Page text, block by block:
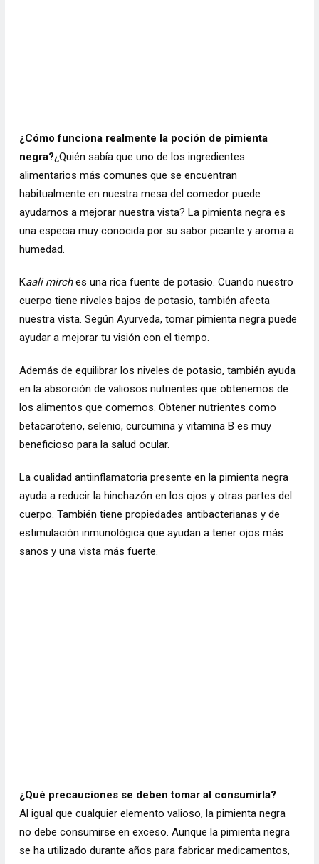
¿Cómo funciona realmente la poción de pimienta
negra?¿Quién sabía que uno de los ingredientes
alimentarios más comunes que se encuentran
habitualmente en nuestra mesa del comedor puede
ayudarnos a mejorar nuestra vista? La pimienta negra es
una especia muy conocida por su sabor picante y aroma a
humedad.
Kaali mirches una rica fuente de potasio. Cuando nuestro
cuerpo tiene niveles bajos de potasio, también afecta
nuestra vista. Según Ayurveda, tomar pimienta negra puede
ayudar a mejorar tu visión con el tiempo.
Además de equilibrar los niveles de potasio, también ayuda
en la absorción de valiosos nutrientes que obtenemos de
los alimentos que comemos. Obtener nutrientes como
betacaroteno, selenio, curcumina y vitamina B es muy
beneficioso para la salud ocular.
La cualidad antiinflamatoria presente en la pimienta negra
ayuda a reducir la hinchazón en los ojos y otras partes del
cuerpo. También tiene propiedades antibacterianas y de
estimulación inmunológica que ayudan a tener ojos más
sanos y una vista más fuerte.
¿Qué precauciones se deben tomar al consumirla?
Al igual que cualquier elemento valioso, la pimienta negra
no debe consumirse en exceso. Aunque la pimienta negra
se ha utilizado durante años para fabricar medicamentos,